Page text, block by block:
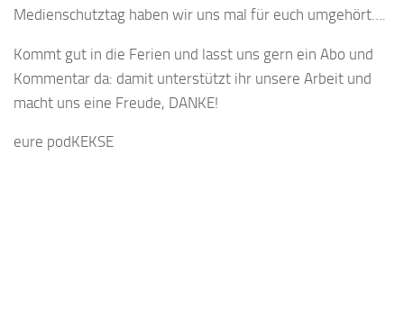
Medienschutztag haben wir uns mal für euch umgehört….
Kommt gut in die Ferien und lasst uns gern ein Abo und
Kommentar da: damit unterstützt ihr unsere Arbeit und
macht uns eine Freude, DANKE!
eure podKEKSE